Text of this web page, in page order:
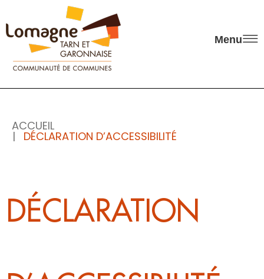
Panneau de gestion des cookies
Menu
ACCUEIL
DÉCLARATION D’ACCESSIBILITÉ
DÉCLARATION